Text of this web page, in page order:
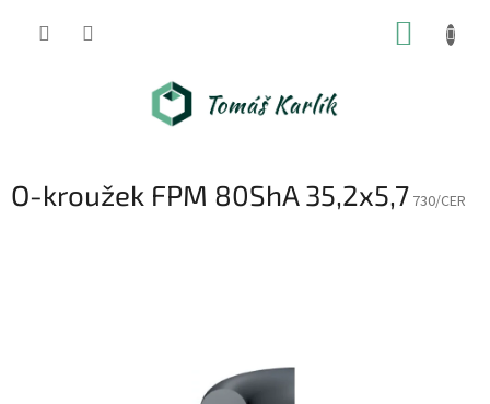
O-kroužek FPM 80ShA 35,2x5,7 730/CER